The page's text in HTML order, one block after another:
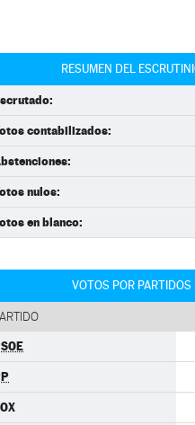
RESUMEN DEL
contabilizados:
nulos:
en blanco:
VOTOS POR